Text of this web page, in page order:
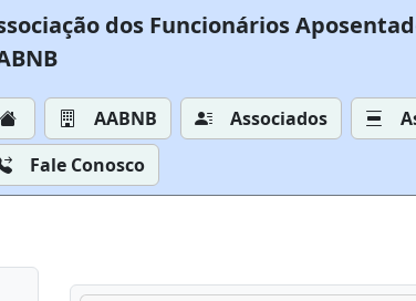
dos Funcionários
AABNB Associados
Fale Conosco